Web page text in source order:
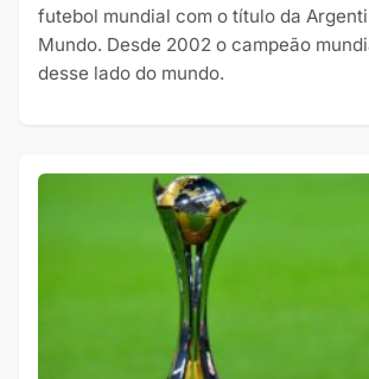
futebol mundial com o título da
Mundo. Desde 2002 o campeão
desse lado do mundo.